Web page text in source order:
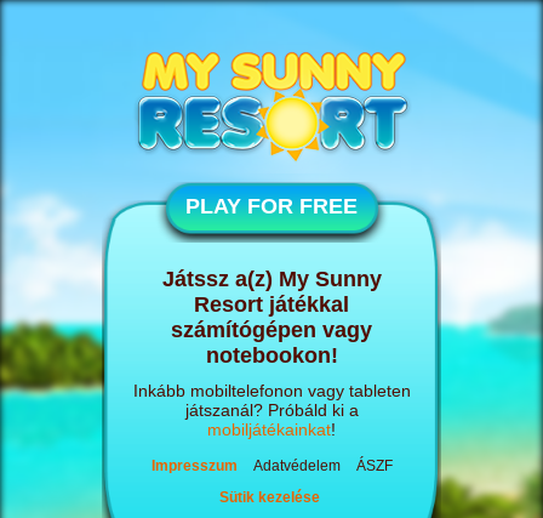
PLAY FOR FREE
Játssz a(z) My Sunny
Resort játékkal
számítógépen vagy
notebookon!
Inkább mobiltelefonon vagy tableten
játszanál? Próbáld ki a
mobiljátékainkat!
Impresszum Adatvédelem
ÁSZF
Sütik kezelése